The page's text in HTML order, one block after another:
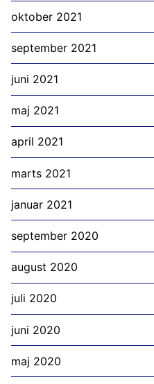
oktober 2021
september 2021
juni 2021
maj 2021
april 2021
marts 2021
januar 2021
september 2020
august 2020
juli 2020
juni 2020
maj 2020